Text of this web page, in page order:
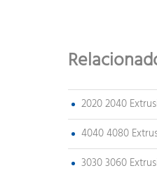
2020 2040
4040 4080
3030 3060